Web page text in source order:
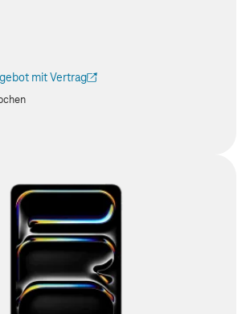
mit Vertrag
neuen Tab geöffnet)